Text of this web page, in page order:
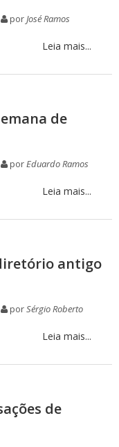
porJosé Ramos
Leia mais...
de
porEduardo Ramos
Leia mais...
antigo
porSérgio Roberto
Leia mais...
de